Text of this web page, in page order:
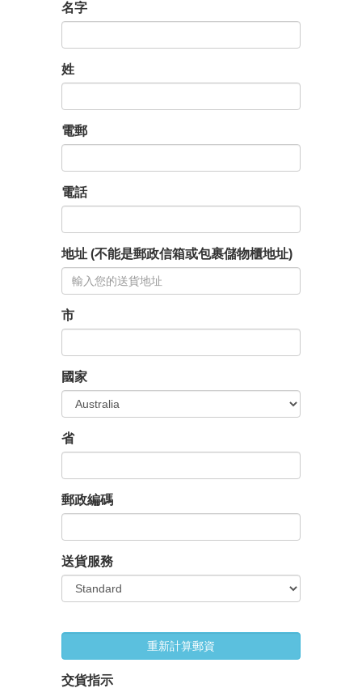
名字
姓
電郵
電話
地址 (不能是郵政信箱或包裹儲物櫃地址)
市
國家
省
郵政編碼
送貨服務
重新計算郵資
交貨指示